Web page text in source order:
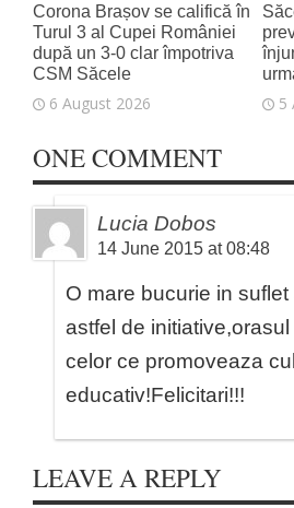
Corona Brașov se califică în
Turul 3 al Cupei României
după un 3-0 clar împotriva
CSM Săcele
6 August 2026 5
ONE COMMENT
Lucia Dobos
14 June 2015 at 08:48
O mare bucurie in
astfel de
celor ce promoveaza
educativ!Felicitari!!!
LEAVE A REPLY